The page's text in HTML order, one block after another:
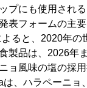
プにも使用され
表フォームの主
ると、2020年
製品は、2026年
ョ風味の塩の採
は、ハラペーニ